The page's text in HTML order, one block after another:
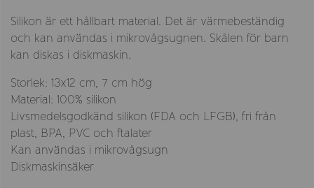
Silikon är ett hållbart material. Det är värmebeständig
och kan användas i mikrovågsugnen. Skålen för barn
kan diskas i diskmaskin.
Storlek: 13x12 cm, 7 cm hög
Material: 100% silikon
Livsmedelsgodkänd silikon (FDA och LFGB), fri från
plast, BPA, PVC och ftalater
Kan användas i mikrovågsugn
Diskmaskinsäker